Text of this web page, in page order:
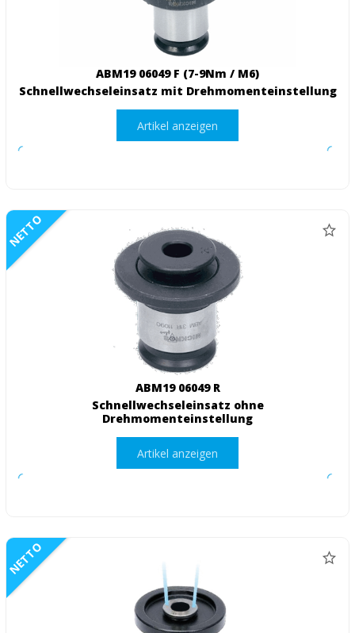
ABM19 06049 F (7-9Nm / M6)
Schnellwechseleinsatz mit Drehmomenteinstellung
Artikel anzeigen
NETTO
ABM19 06049 R
Schnellwechseleinsatz ohne
Drehmomenteinstellung
Artikel anzeigen
NETTO